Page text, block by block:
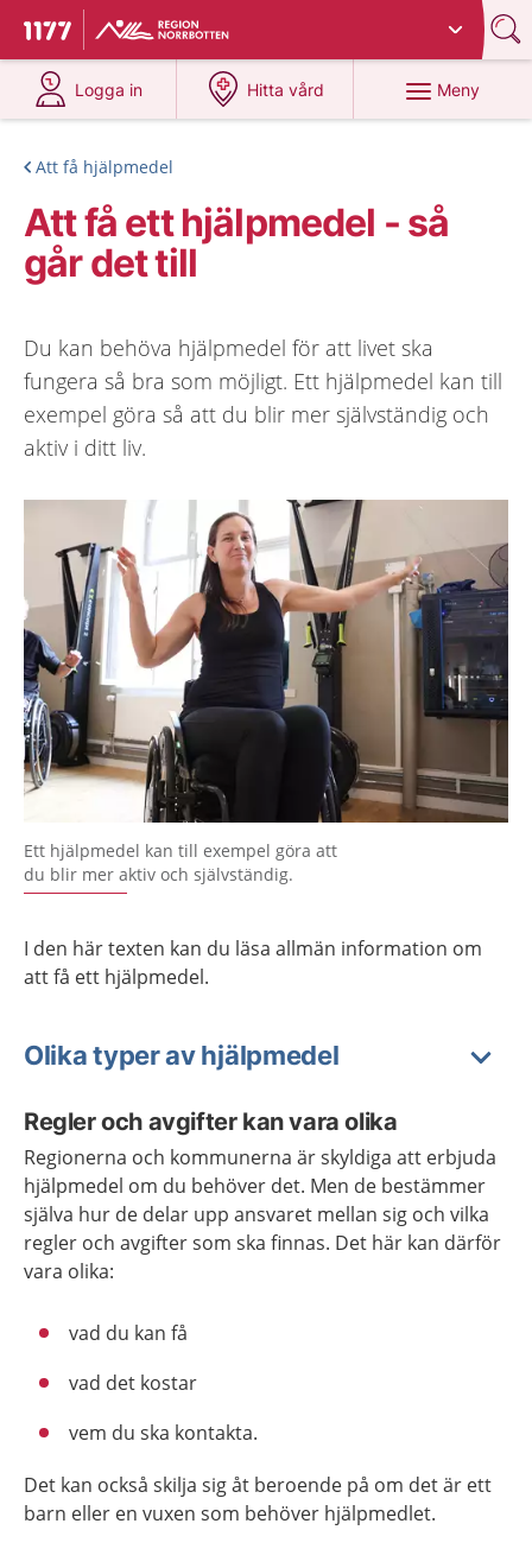
Till startsidan för 1177
Du har valt region
Logga in
på 1177.se
Hitta vård
på 1177.se
Meny
Att få hjälpmedel
Att få ett hjälpmedel - så
går det till
Du kan behöva hjälpmedel för att livet ska
fungera så bra som möjligt. Ett hjälpmedel kan till
exempel göra så att du blir mer självständig och
aktiv i ditt liv.
Ett hjälpmedel kan till exempel göra att
du blir mer aktiv och självständig.
I den här texten kan du läsa allmän information om
att få ett hjälpmedel.
Olika typer av hjälpmedel
Regler och avgifter kan vara olika
Regionerna och kommunerna är skyldiga att erbjuda
hjälpmedel om du behöver det. Men de bestämmer
själva hur de delar upp ansvaret mellan sig och vilka
regler och avgifter som ska finnas. Det här kan därför
vara olika:
vad du kan få
vad det kostar
vem du ska kontakta.
Det kan också skilja sig åt beroende på om det är ett
barn eller en vuxen som behöver hjälpmedlet.